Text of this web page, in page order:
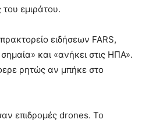
εμιράτου.
ειδήσεων FARS,
και «ανήκει στις ΗΠΑ».
ρητώς αν μπήκε στο
επιδρομές drones. Το